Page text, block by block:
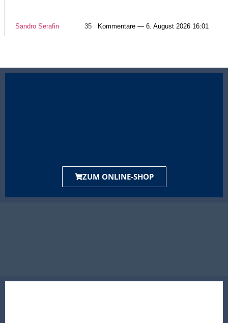
Sandro Serafin 35 Kommentare — 6. August 2026 16:01
ZUM ONLINE-SHOP